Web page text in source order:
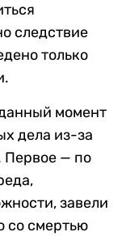
следствие
только
момент
дела из-за
Первое — по
завели
со смертью